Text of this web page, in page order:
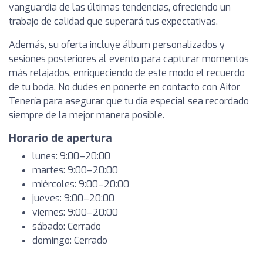
vanguardia de las últimas tendencias, ofreciendo un
trabajo de calidad que superará tus expectativas.
Además, su oferta incluye álbum personalizados y
sesiones posteriores al evento para capturar momentos
más relajados, enriqueciendo de este modo el recuerdo
de tu boda. No dudes en ponerte en contacto con Aitor
Tenería para asegurar que tu día especial sea recordado
siempre de la mejor manera posible.
Horario de apertura
lunes: 9:00–20:00
martes: 9:00–20:00
miércoles: 9:00–20:00
jueves: 9:00–20:00
viernes: 9:00–20:00
sábado: Cerrado
domingo: Cerrado